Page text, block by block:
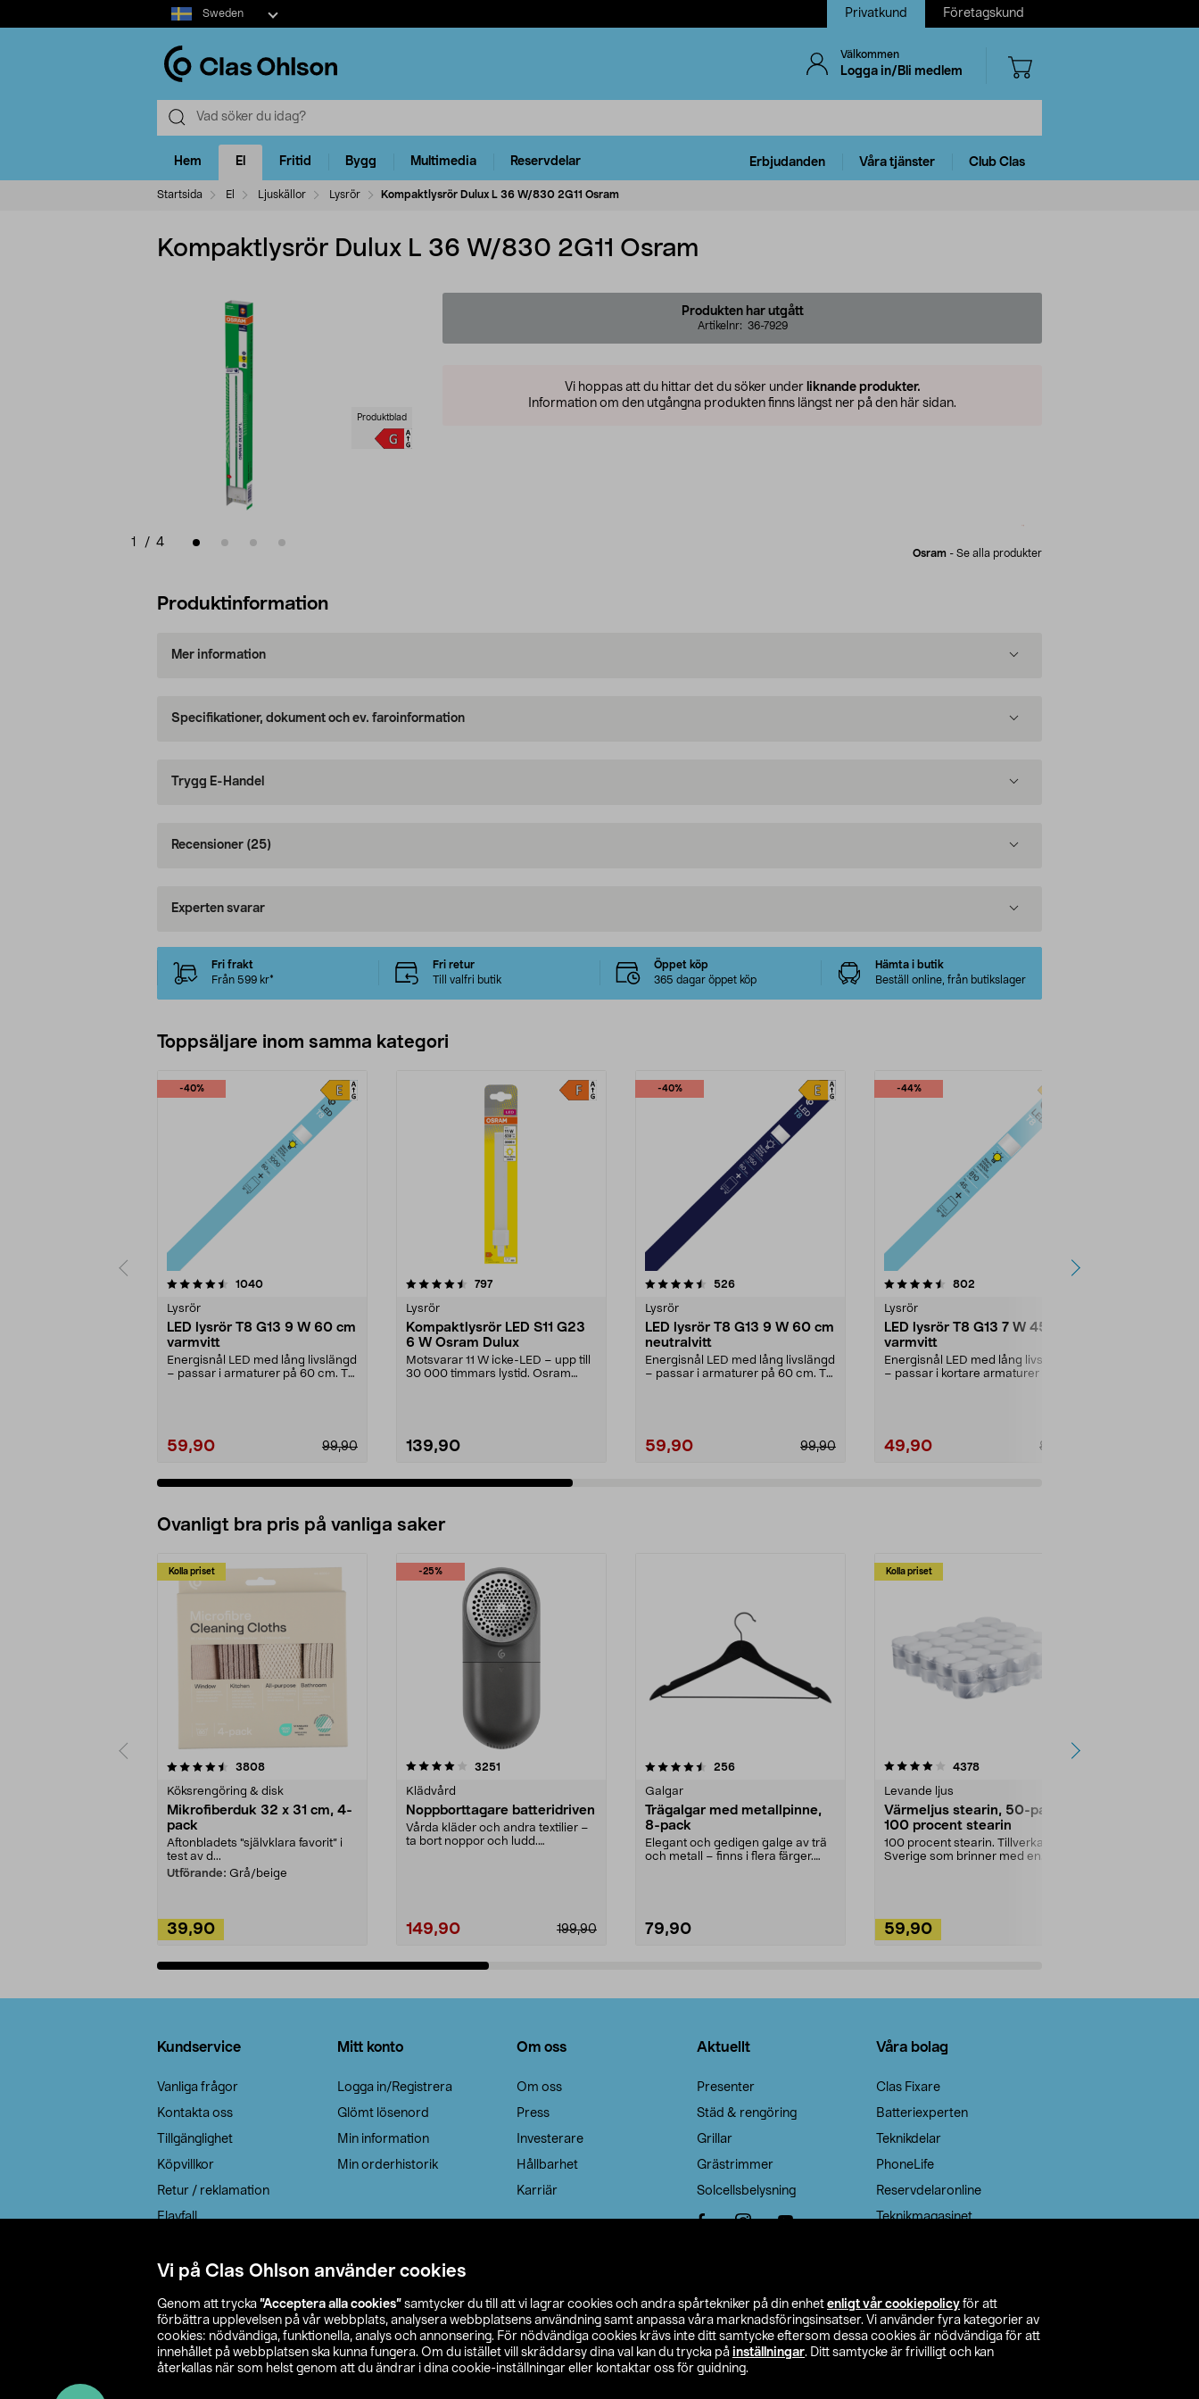
Vi på Clas Ohlson använder cookies
Genom att trycka ”Acceptera alla cookies” samtycker du till att vi lagrar cookies och andra spårtekniker på din enhet enligt vår cookiepolicy för att
förbättra upplevelsen på vår webbplats, analysera webbplatsens användning samt anpassa våra marknadsföringsinsatser. Vi använder fyra kategorier av
cookies: nödvändiga, funktionella, analys och annonsering. För nödvändiga cookies krävs inte ditt samtycke eftersom dessa cookies är nödvändiga för att
innehållet på webbplatsen ska kunna fungera. Om du istället vill skräddarsy dina val kan du trycka på inställningar. Ditt samtycke är frivilligt och kan
återkallas när som helst genom att du ändrar i dina cookie-inställningar eller kontaktar oss för guidning.
Select
market
Sweden Privatkund Företagskund
Välkommen
Logga in/Bli medlem
Hem El Fritid Bygg Multimedia Reservdelar Erbjudanden Våra tjänster Club Clas
Startsida El Ljuskällor Lysrör Kompaktlysrör Dulux L 36 W/830 2G11 Osram
Kompaktlysrör Dulux L 36 W/830 2G11 Osram
Produktblad
1 / 4
Produkten har utgått
Artikelnr: 36-7929
Vi hoppas att du hittar det du söker under liknande produkter.
Information om den utgångna produkten finns längst ner på den här sidan.
Osram - Se alla produkter
Produktinformation
Mer information
Specifikationer, dokument och ev. faroinformation
Trygg E-Handel
Recensioner (25)
Experten svarar
Fri frakt
Från 599 kr*
Fri retur
Till valfri butik
Öppet köp
365 dagar öppet köp
Hämta i butik
Beställ online, från butikslager
Toppsäljare inom samma kategori
-40%
1040recensioner
Lysrör
LED lysrör T8 G13 9 W 60 cm
varmvitt
Energisnål LED med lång livslängd
– passar i armaturer på 60 cm. T8
59,90 99,90
4.5 av 5 stjärnor 797recensioner
Lysrör
Kompaktlysrör LED S11 G23
6 W Osram Dulux
Motsvarar 11 W icke-LED – upp till
30 000 timmars lystid. Osram
139,90
-40%
4.5 av 5 stjärnor 526recensioner
Lysrör
LED lysrör T8 G13 9 W 60 cm
neutralvitt
Energisnål LED med lång livslängd
– passar i armaturer på 60 cm. T8
59,90 99,90
-44%
4.5 av 5 stjärnor 802
Lysrör
LED lysrör T8 G13 7 W 45 cm
varmvitt
Energisnål LED med lång livslängd
– passar i kortare armaturer på 45
49,90 89,90
4.5 av 5 stjärnor
Ovanligt bra pris på vanliga saker
Kolla priset
3808recensioner
Köksrengöring & disk
Mikrofiberduk 32 x 31 cm, 4-
pack
Aftonbladets "självklara favorit” i
test av d...
Utförande: Grå/beige
39,90
-25%
4.0av 5 stjärnor 3251
Klädvård
Noppborttagare batteridriven
Vårda kläder och andra textilier –
ta bort noppor och ludd.
199,90
149,90
4.5av 5 stjärnor 256recensioner
Galgar
Trägalgar med metallpinne,
8-pack
Elegant och gedigen galge av trä
och metall – finns i flera färger.
79,90
Kolla priset
4.0av 5 stjärnor 4378recensioner
Levande ljus
Värmeljus stearin, 50-pack,
100 procent stearin
100 procent stearin. Tillverkade i
Sverige som brinner med en
59,90
4.5av 5 stjärnor
Kundservice
Vanliga frågor
Kontakta oss
Tillgänglighet
Köpvillkor
Retur / reklamation
Elavfall
Leveransalternativ
Mitt konto
Logga in/Registrera
Glömt lösenord
Min information
Min orderhistorik
Om oss
Om oss
Press
Investerare
Hållbarhet
Karriär
Aktuellt
Presenter
Städ & rengöring
Grillar
Grästrimmer
Solcellsbelysning
Våra bolag
Clas Fixare
Batteriexperten
Teknikdelar
PhoneLife
Reservdelaronline
Teknikmagasinet